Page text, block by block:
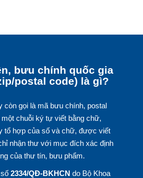
bưu chính quốc gia
postal code) là gì?
còn gọi là mã bưu chính, postal
chuỗi ký tự viết bằng chữ,
tổ hợp của số và chữ, được viết
nhận thư với mục đích xác định
của thư tín, bưu phẩm.
2334/QĐ-BKHCN do Bộ Khoa